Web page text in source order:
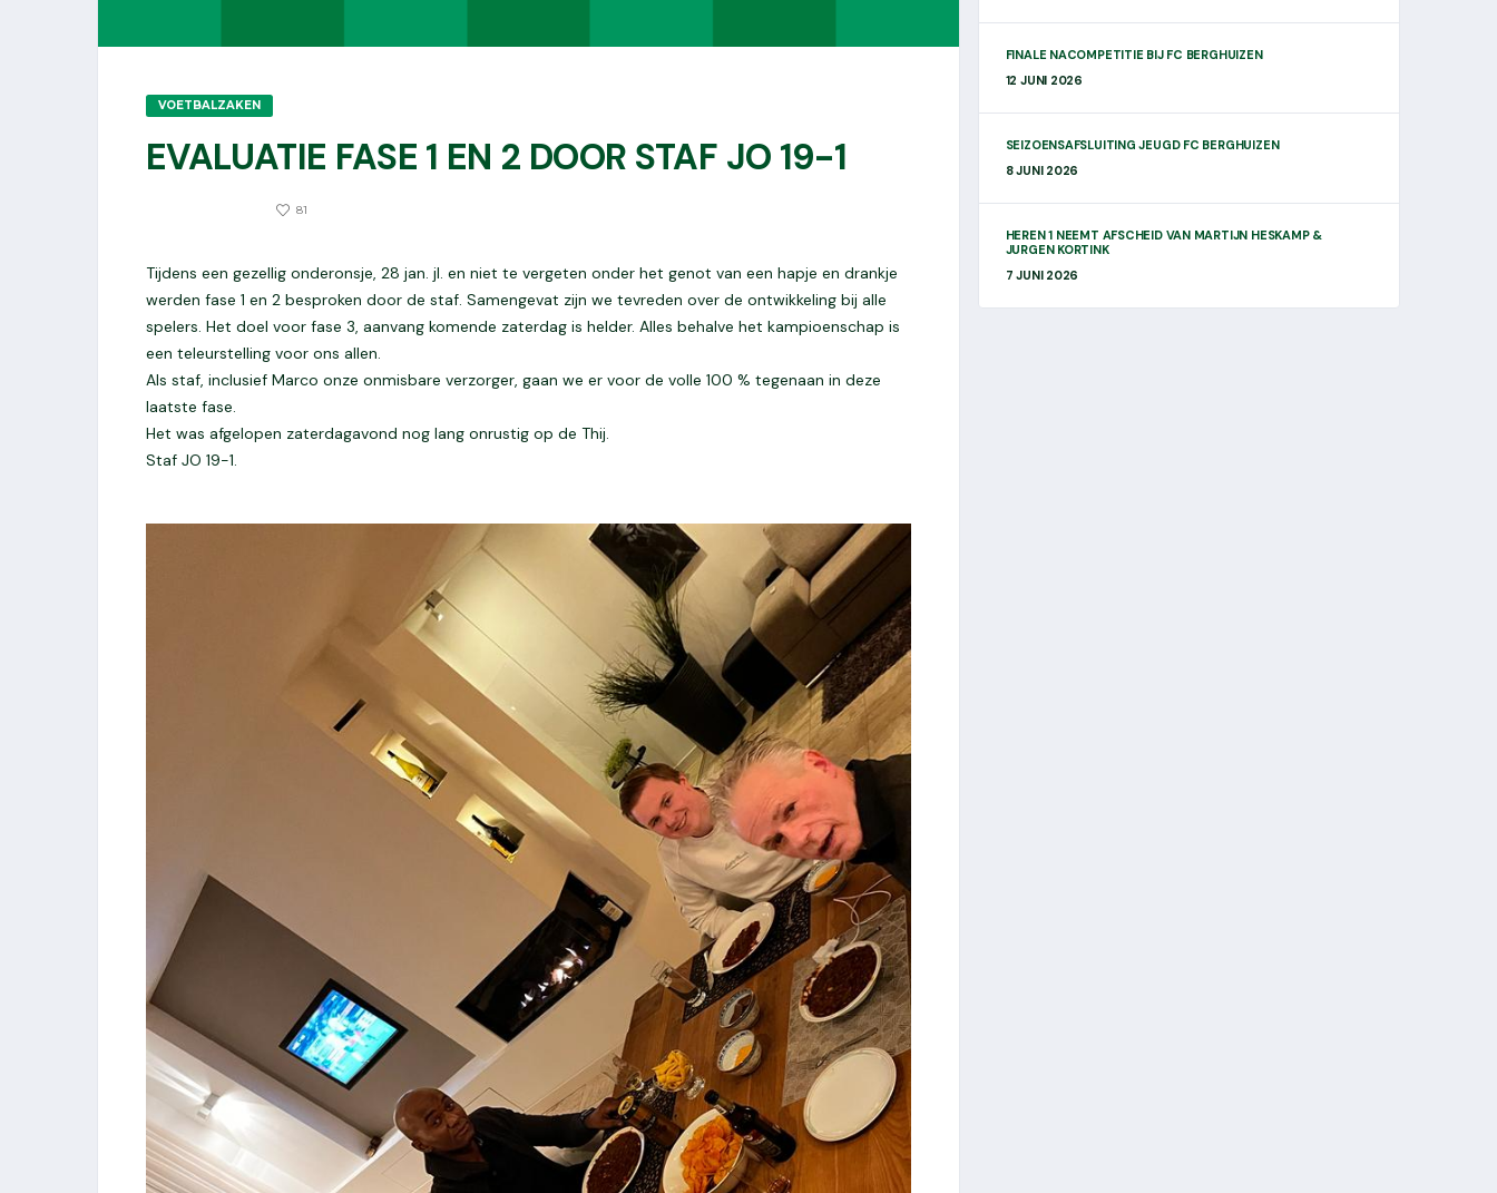
VOETBALZAKEN
EVALUATIE FASE 1 EN 2 DOOR STAF JO 19-1
81
Tijdens een gezellig onderonsje, 28 jan. jl. en niet te vergeten onder het genot van een hapje en drankje
werden fase 1 en 2 besproken door de staf. Samengevat zijn we tevreden over de ontwikkeling bij alle
spelers. Het doel voor fase 3, aanvang komende zaterdag is helder. Alles behalve het kampioenschap is
een teleurstelling voor ons allen.
Als staf, inclusief Marco onze onmisbare verzorger, gaan we er voor de volle 100 % tegenaan in deze
laatste fase.
Het was afgelopen zaterdagavond nog lang onrustig op de Thij.
Staf JO 19-1.
FINALE NACOMPETITIE BIJ FC BERGHUIZEN
12 JUNI 2026
SEIZOENSAFSLUITING JEUGD FC BERGHUIZEN
8 JUNI 2026
HEREN 1 NEEMT AFSCHEID VAN MARTIJN HESKAMP &
JURGEN KORTINK
7 JUNI 2026